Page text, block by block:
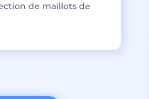
de maillots de